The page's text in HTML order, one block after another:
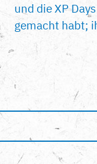
und die XP
gemacht habt;